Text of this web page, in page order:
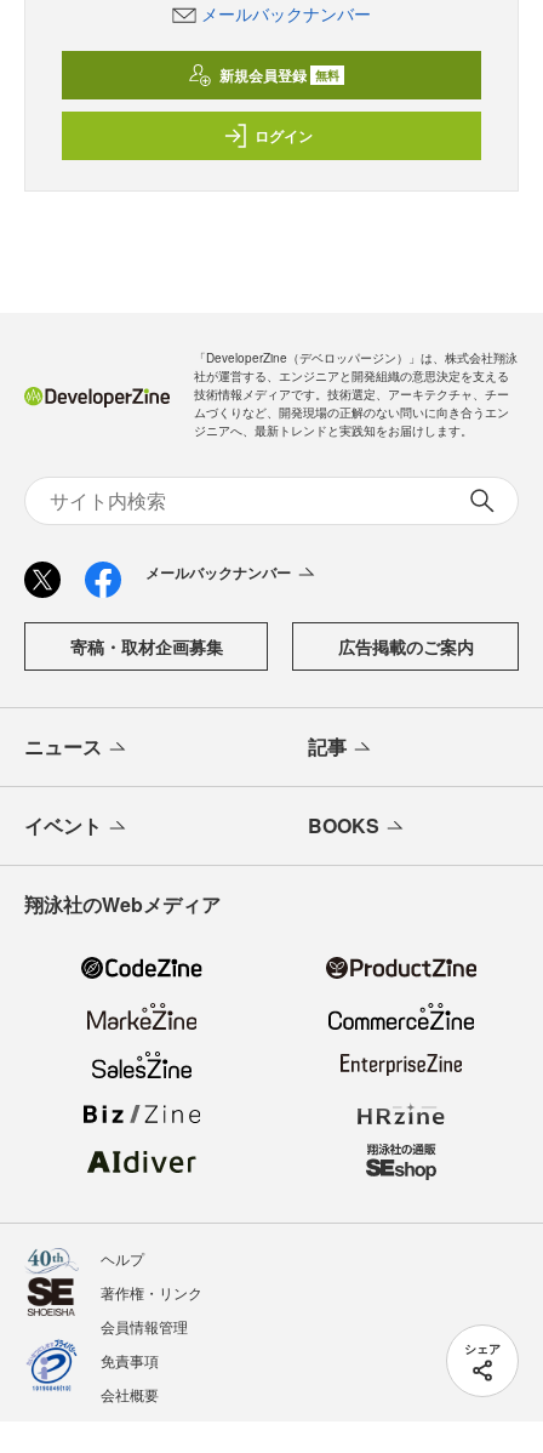
シェア
メールバックナンバー
新規会員登録 無料
ログイン
「DeveloperZine（デベロッパージン）」は、株式会社翔泳
社が運営する、エンジニアと開発組織の意思決定を支える
技術情報メディアです。技術選定、アーキテクチャ、チー
ムづくりなど、開発現場の正解のない問いに向き合うエン
ジニアへ、最新トレンドと実践知をお届けします。
メールバックナンバー
寄稿・取材企画募集 広告掲載のご案内
ニュース 記事
イベント BOOKS
翔泳社のWebメディア
ヘルプ
著作権・リンク
会員情報管理
免責事項
会社概要